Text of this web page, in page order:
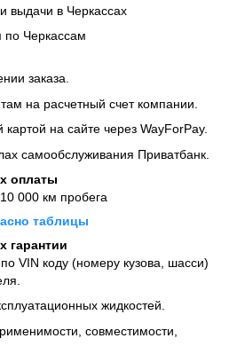
выдачи в Черкассах
по Черкассам
заказа.
на расчетный счет компании.
картой на сайте через WayForPay.
самообслуживания Приватбанк.
оплаты
000 км пробега
таблицы
гарантии
VIN коду (номеру кузова, шасси)
жидкостей.
совместимости,